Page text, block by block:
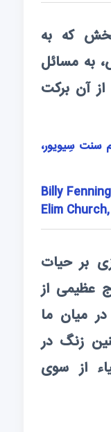
که به
به مسائل
از آن برکت
سنت سِیویور،
Billy
Elim
بر حیات
عظیمی از
میان ما
زنگ در
از سوی